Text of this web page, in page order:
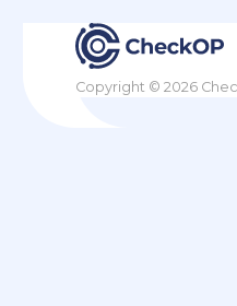
Copyright © 2026